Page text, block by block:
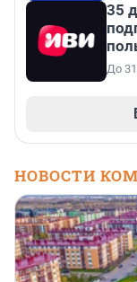
35
До 31
НОВОСТИ